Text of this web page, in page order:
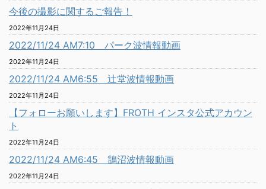
今後の撮影に関するご報告！
2022年11月24日
2022/11/24 AM7:10 パーク波情報動画
2022年11月24日
2022/11/24 AM6:55 辻堂波情報動画
2022年11月24日
【フォローお願いします】FROTH インスタ公式アカウン
ト
2022年11月24日
2022/11/24 AM6:45 鵠沼波情報動画
2022年11月24日